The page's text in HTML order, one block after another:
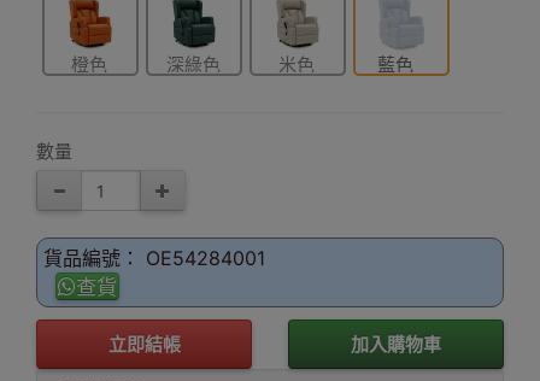
橙色 深綠色 米色 藍色
數量
貨品編號： OE54284001
查貨
立即結帳 加入購物車